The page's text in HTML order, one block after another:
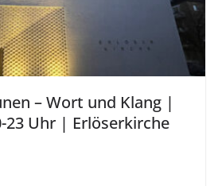
– Wort und Klang |
23 Uhr | Erlöserkirche